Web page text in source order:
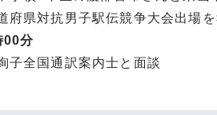
府県対抗男子駅伝競争大会出場
00分
子全国通訳案内士と面談